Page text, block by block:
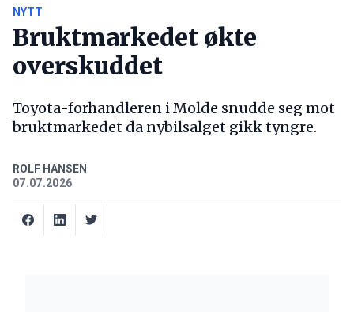
NYTT
Bruktmarkedet økte
overskuddet
Toyota-forhandleren i Molde snudde seg mot
bruktmarkedet da nybilsalget gikk tyngre.
ROLF HANSEN
07.07.2026